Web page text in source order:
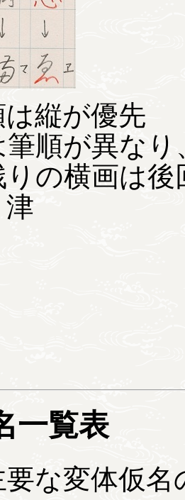
は縦が優先
順が異な
の横画は
一覧表
要な変体仮